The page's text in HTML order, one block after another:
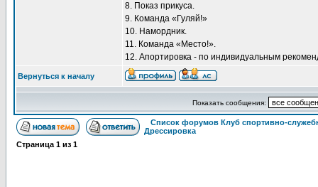
8. Показ прикуса.
9. Команда «Гуляй!»
10. Намордник.
11. Команда «Место!».
12. Апортировка - по индивидуальным
Вернуться к началу
Показать сообщения:
Список форумов Клуб спортивно-
Дрессировка
Страница 1 из 1